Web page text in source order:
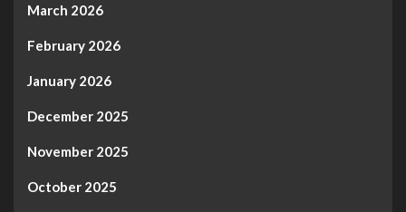
March 2026
February 2026
January 2026
December 2025
November 2025
October 2025